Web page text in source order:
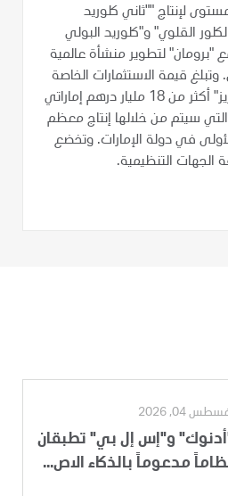
لإنتاج ""ثاني كلوريد
القلوي" و"كلوريد البولي
لتطوير منشأة عالمية
وتبلغ قيمة الاستثمارات الخاصة
بالمرحلة الأولى في "تعزيز" أكثر من 18 مليار درهم إماراتي
والتي سيتم من خلالها إنتاج معظم
في دولة الإمارات. وتخضع
الجهات التنظيمية.
04, 2026
و"إس إل بي" تطبقان
مدعوماً بالذكاء الاص...